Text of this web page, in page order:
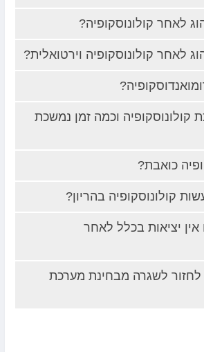
לאחר קולונוסקופיה?
לאחר קולונוסקופיה וירטואלית?
קולונוסקופיה וכמה זמן נמשכת
כואבת?
קולונוסקופיה בהריון?
יציאות בכלל לאחר
לחזור לשגרה מבחינת מערכת